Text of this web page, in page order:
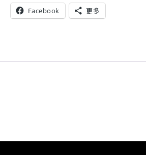
Facebook 更多